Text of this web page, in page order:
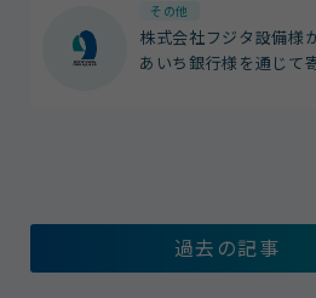
名古屋港水族館ってこんなところ
その他
株式会社フジタ設備様
あいち銀行様を通じて
過去の記事